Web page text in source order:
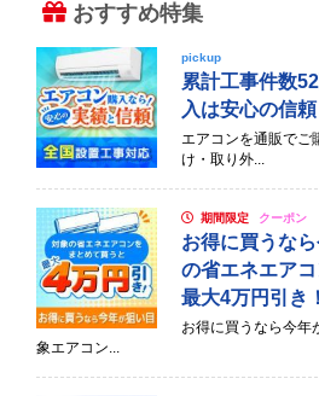
おすすめ特集
pickup
累計工事件数
入は安心の信
エアコンを通販でご
け・取り外...
期間限定 クーポン
お得に買うな
の省エネエア
最大4万円引き！
お得に買うなら今年
象エアコン...